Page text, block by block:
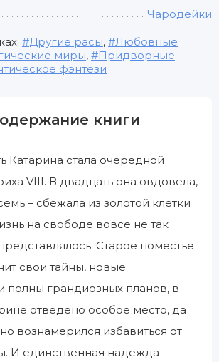
Чародейки
Другие расы,
Любовные
миры,
Придворные
фэнтези
книги
Катарина стала очередной
VIII. В двадцать она овдовела,
– сбежала из золотой клетки
на свободе вовсе не так
Старое поместье
свои тайны, новые
полны грандиозных планов, в
отведено особое место, да
вознамерился избавиться от
И единственная надежда